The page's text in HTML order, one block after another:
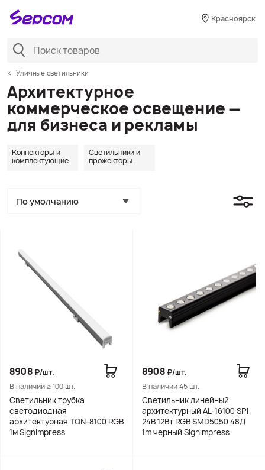
Красноярск
Уличные светильники
Архитектурное
коммерческое освещение —
для бизнеса и рекламы
Коннекторы и
комплектующие
Светильники и
прожекторы
По умолчанию
8908 ₽/шт.
В наличии ≥ 100 шт.
Светильник трубка
светодиодная
архитектурная TQN-8100 RGB
1м Signimpress
8908 ₽/шт.
В наличии 45 шт.
Светильник линейный
архитектурный AL-16100 SPI
24В 12Вт RGB SMD5050 48Д
1m черный SignImpress